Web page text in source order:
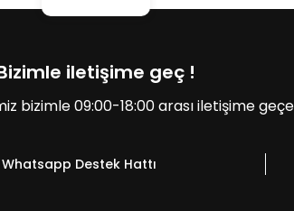
Gönder
iletişime geç !
bizimle 09:00-18:00 arası iletişime
Whatsapp Destek Hattı